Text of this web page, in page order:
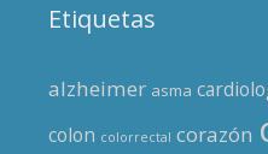
Etiquetas
alzheimer asma
colon colorrectal corazón